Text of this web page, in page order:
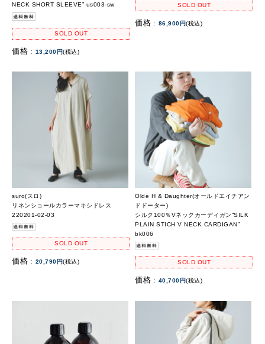
NECK SHORT SLEEVE” us003-sw
SOLD OUT
価格 : 13,200円(税込)
SOLD OUT
価格 : 86,900円(税込)
suro(スロ)
リネンショールカラーマキシドレス
220201-02-03
SOLD OUT
価格 : 20,790円(税込)
Olde H & Daughter(オールドエイチアン
ドドーター)
シルク100％Vネックカーディガン“SILK
PLAIN STICH V NECK CARDIGAN”
bk006
SOLD OUT
価格 : 40,700円(税込)